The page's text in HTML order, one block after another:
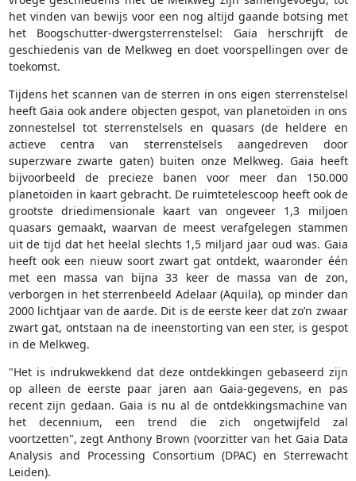
het vinden van bewijs voor een nog altijd gaande botsing met
het Boogschutter-dwergsterrenstelsel: Gaia herschrijft de
geschiedenis van de Melkweg en doet voorspellingen over de
toekomst.
Tijdens het scannen van de sterren in ons eigen sterrenstelsel
heeft Gaia ook andere objecten gespot, van planetoïden in ons
zonnestelsel tot sterrenstelsels en quasars (de heldere en
actieve centra van sterrenstelsels aangedreven door
superzware zwarte gaten) buiten onze Melkweg. Gaia heeft
bijvoorbeeld de precieze banen voor meer dan 150.000
planetoïden in kaart gebracht. De ruimtetelescoop heeft ook de
grootste driedimensionale kaart van ongeveer 1,3 miljoen
quasars gemaakt, waarvan de meest verafgelegen stammen
uit de tijd dat het heelal slechts 1,5 miljard jaar oud was. Gaia
heeft ook een nieuw soort zwart gat ontdekt, waaronder één
met een massa van bijna 33 keer de massa van de zon,
verborgen in het sterrenbeeld Adelaar (Aquila), op minder dan
2000 lichtjaar van de aarde. Dit is de eerste keer dat zo’n zwaar
zwart gat, ontstaan na de ineenstorting van een ster, is gespot
in de Melkweg.
"Het is indrukwekkend dat deze ontdekkingen gebaseerd zijn
op alleen de eerste paar jaren aan Gaia-gegevens, en pas
recent zijn gedaan. Gaia is nu al de ontdekkingsmachine van
het decennium, een trend die zich ongetwijfeld zal
voortzetten", zegt Anthony Brown (voorzitter van het Gaia Data
Analysis and Processing Consortium (DPAC) en Sterrewacht
Leiden).